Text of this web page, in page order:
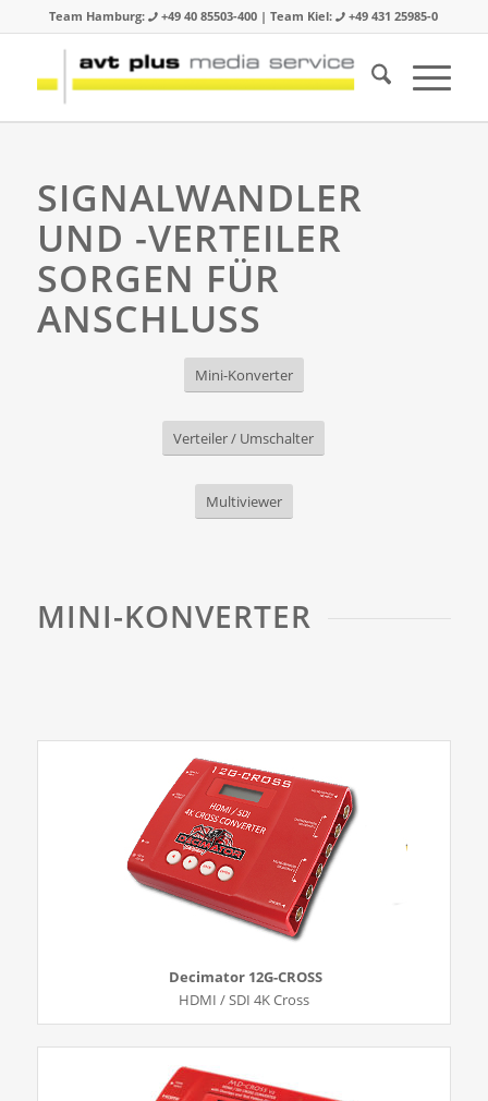
Team Hamburg: +49 40 85503-400 | Team Kiel: +49 431 25985-0
SIGNALWANDLER
UND -VERTEILER
SORGEN FÜR
ANSCHLUSS
Mini-Konverter
Verteiler / Umschalter
Multiviewer
MINI-KONVERTER
Decimator 12G-CROSS
HDMI / SDI 4K Cross